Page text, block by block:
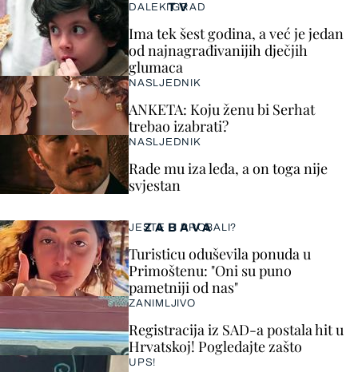
ZABAVA
JESTE LI PROBALI?
Turisticu oduševila ponuda u
Primoštenu: "Oni su puno
pametniji od nas"
ZANIMLJIVO
Registracija iz SAD-a postala hit u
Hrvatskoj! Pogledajte zašto
UPS!
TV
DALEKI GRAD
Ima tek šest godina, a već je jedan
od najnagrađivanijih dječjih
glumaca
NASLJEDNIK
ANKETA: Koju ženu bi Serhat
trebao izabrati?
NASLJEDNIK
Rade mu iza leđa, a on toga nije
svjestan